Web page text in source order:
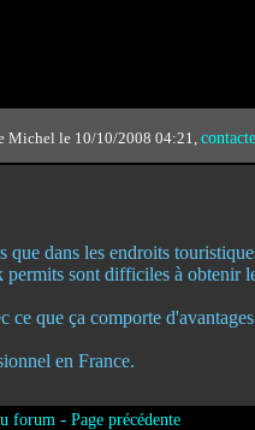
Michel le 10/10/2008 04:21,
dans les endroits
sont difficiles à obtenir
ce que ça comporte
en France.
forum - Page précédente